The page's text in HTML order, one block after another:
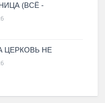
(ВСЁ -
ЦЕРКОВЬ НЕ